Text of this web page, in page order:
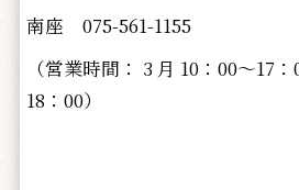
南座 075-561-1155
（営業時間： 3 月 10：00～17
18：00）